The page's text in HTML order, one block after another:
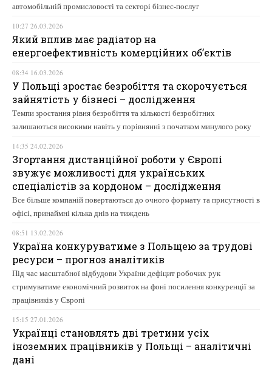
автомобільній промисловості та секторі бізнес-послуг
10:27 26.03.2026
Який вплив має радіатор на
енергоефективність комерційних об’єктів
08:34 16.03.2026
У Польщі зростає безробіття та скорочується
зайнятість у бізнесі – дослідження
Темпи зростання рівня безробіття та кількості безробітних
залишаються високими навіть у порівнянні з початком минулого року
14:35 24.02.2026
Згортання дистанційної роботи у Європі
звужує можливості для українських
спеціалістів за кордоном – дослідження
Все більше компаній повертаються до очного формату та присутності в
офісі, принаймні кілька днів на тиждень
08:51 13.02.2026
Україна конкуруватиме з Польщею за трудові
ресурси – прогноз аналітиків
Під час масштабної відбудови України дефіцит робочих рук
стримуватиме економічний розвиток на фоні посилення конкуренції за
працівників у Європі
15:15 27.01.2026
Українці становлять дві третини усіх
іноземних працівників у Польщі – аналітичні
дані